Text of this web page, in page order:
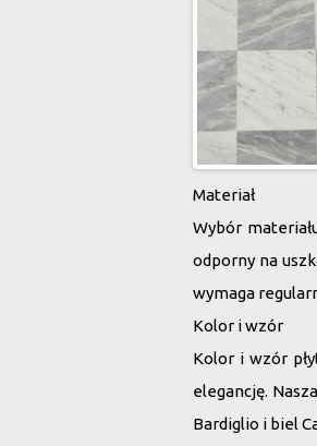
Materiał
Wybór
odporny na
wymaga
Kolor i wzór
Kolor i wzór
elegancję.
Bardiglio i biel